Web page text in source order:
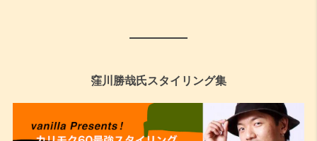
窪川勝哉氏スタイリング集